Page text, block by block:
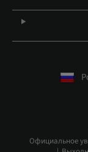
Официальное